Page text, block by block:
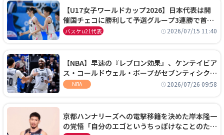
【U17女子ワールドカップ2026】日本代表は開
催国チェコに勝利して予選グループ3連勝で首位
通過！準々決勝の相手はエジプトに決定
バスケu21代表 2026/07/15 11:40
【NBA】早速の『レブロン効果』、ケンテイビア
ス・コールドウェル・ポープがセブンティシクサ
ーズに1年契約で加入
NBA 2026/07/26 09:58
京都ハンナリーズへの電撃移籍を決めた岸本隆一
の覚悟「自分のエゴというちっぽけなことのため